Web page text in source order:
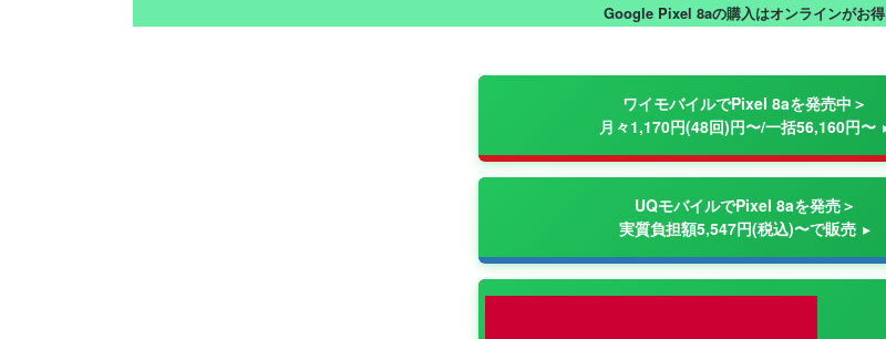
Google Pixel 8aの購入はオンラインがお得
ワイモバイルでPixel 8aを発売中＞
月々1,170円(48回)円〜/一括56,160円〜
UQモバイルでPixel 8aを発売＞
実質負担額5,547円(税込)〜で販売